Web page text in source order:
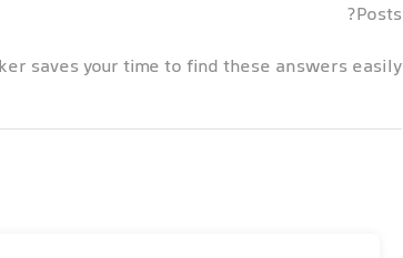
Posts?
saves your time to find these answers easily!